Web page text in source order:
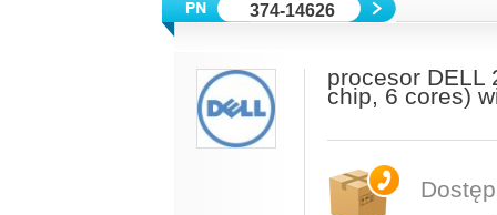
374-14626
procesor DELL
chip, 6 cores)